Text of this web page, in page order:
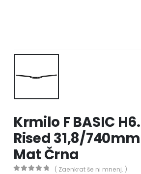
Krmilo F BASIC
Rised 31,8/
Mat Črna
( Zaenkrat še ni mnenj. )